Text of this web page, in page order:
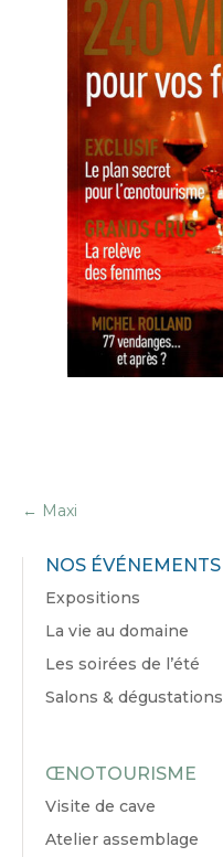
← Maxi
NOS ÉVÉNEMENTS
Expositions
La vie au domaine
Les soirées de l’été
Salons & dégustations
ŒNOTOURISME
Visite de cave
Atelier assemblage